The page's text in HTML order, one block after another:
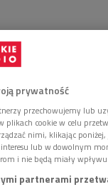
prywatność
przechowujemy lub
plikach cookie w celu
nimi, klikając
interesu lub w dowolnym
i nie będą miały
partnerami